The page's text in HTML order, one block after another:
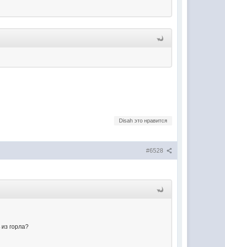
Disah это нравится
#6528
горла?